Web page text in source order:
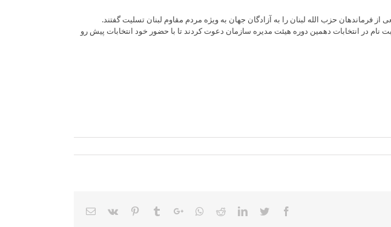
حزب الله لبنان را به آزادگان جهان به ویژه مردم مقاوم لبنان تسلیت گفتند.
در انتخابات دهمین دوره هیئت مدیره سازمان دعوت کردند تا با حضور خود انتخابات پیش رو
Facebook
Twitter
LinkedIn
Reddit
Whatsapp
Google+
Tumblr
Pinterest
Vk
Email